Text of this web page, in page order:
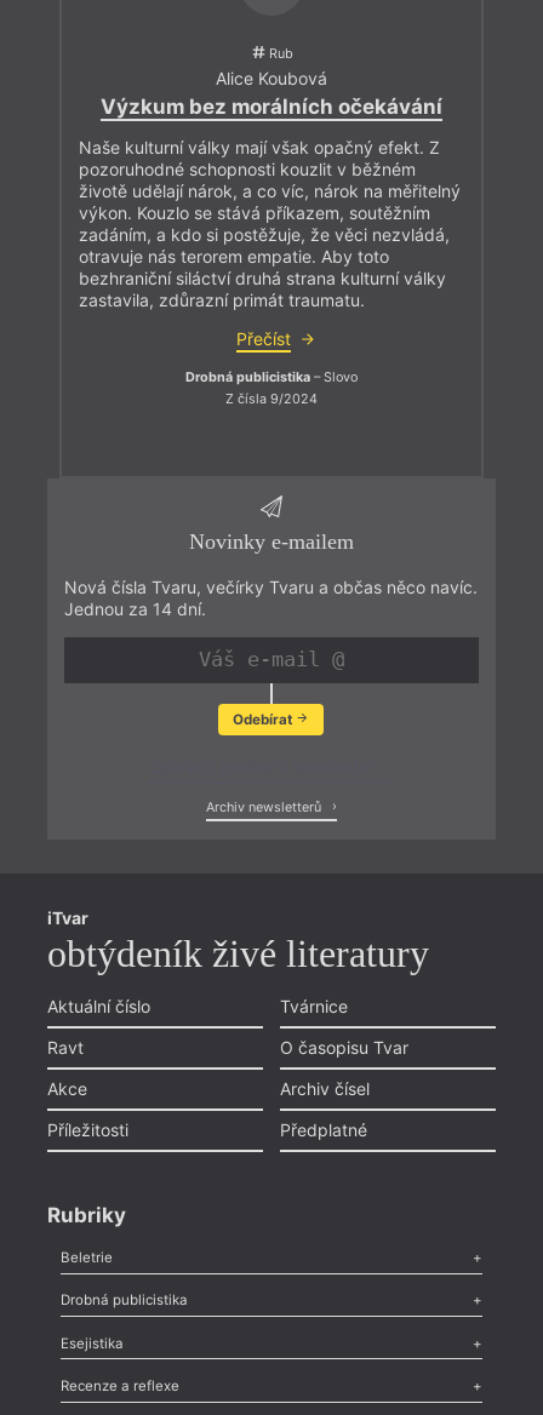
Rub
Alice Koubová
Výzkum bez morálních očekávání
Naše kulturní války mají však opačný efekt. Z
pozoruhodné schopnosti kouzlit v běžném
životě udělají nárok, a co víc, nárok na měřitelný
výkon. Kouzlo se stává příkazem, soutěžním
zadáním, a kdo si postěžuje, že věci nezvládá,
otravuje nás terorem empatie. Aby toto
bezhraniční siláctví druhá strana kulturní války
zastavila, zdůrazní primát traumatu.
Přečíst
Drobná publicistika – Slovo
Z čísla 9/2024
Novinky e-mailem
Nová čísla Tvaru, večírky Tvaru a občas něco navíc.
Jednou za 14 dní.
Odebírat
Archiv newsletterů
iTvar
obtýdeník živé literatury
Aktuální číslo
Ravt
Akce
Příležitosti
Tvárnice
O časopisu Tvar
Archiv čísel
Předplatné
Rubriky
Beletrie
Poezie,Próza,Dokumenty
Drobná publicistika
Odlesk
Nekrolog,Glosa,Sloupek,Pozvánka,Literární soutěž,
Esejistika
Esej , Pádlo,Úvaha
Recenze a reflexe